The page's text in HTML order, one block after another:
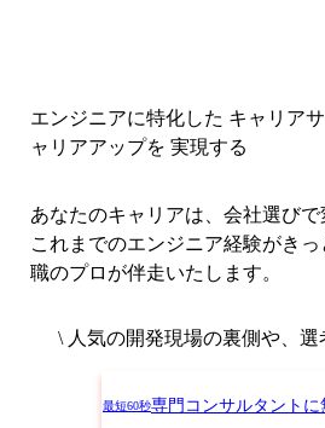
エンジニアに特化した キャリアサ
ャリアアップを 実現する
あなたのキャリアは、会社選びで
これまでのエンジニア経験がき
職のプロが伴走いたします。
\ 人気の開発現場の裏側や、
最短60秒専門コンサルタントに